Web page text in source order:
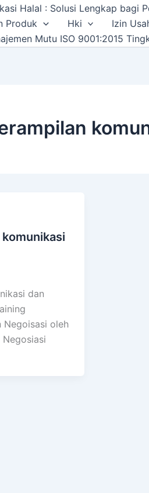
Halal : Solusi Lengkap bagi
Produk
Hki Izin
Mutu ISO 9001:2015
dan
Negoisasi oleh
Negosiasi